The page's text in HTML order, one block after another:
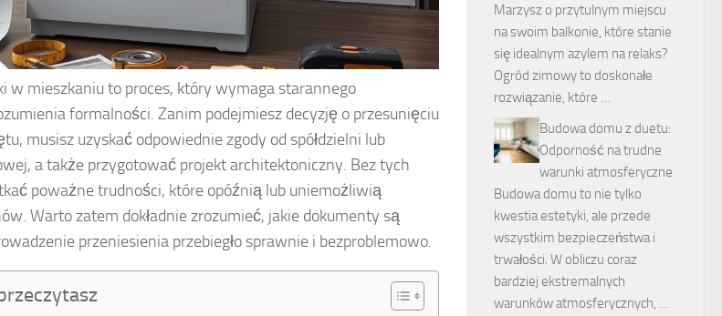
w mieszkaniu to proces, który wymaga starannego
formalności. Zanim podejmiesz decyzję o przesunięciu
musisz uzyskać odpowiednie zgody od spółdzielni lub
a także przygotować projekt architektoniczny. Bez tych
poważne trudności, które opóźnią lub uniemożliwią
Warto zatem dokładnie zrozumieć, jakie dokumenty są
przeniesienia przebiegło sprawnie i bezproblemowo.
Marzysz o przytulnym miejscu
na swoim balkonie, które stanie
się idealnym azylem na relaks?
Ogród zimowy to doskonałe
rozwiązanie, które …
Budowa domu z duetu:
Odporność na trudne
warunki atmosferyczne
Budowa domu to nie tylko
kwestia estetyki, ale przede
wszystkim bezpieczeństwa i
trwałości. W obliczu coraz
bardziej ekstremalnych
warunków atmosferycznych, …